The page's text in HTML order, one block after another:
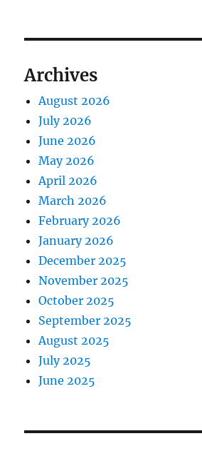
Archives
August 2026
July 2026
June 2026
May 2026
April 2026
March 2026
February 2026
January 2026
December 2025
November 2025
October 2025
September 2025
August 2025
July 2025
June 2025